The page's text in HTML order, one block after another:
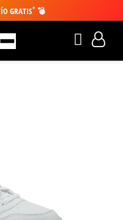
GRATIS* 💣